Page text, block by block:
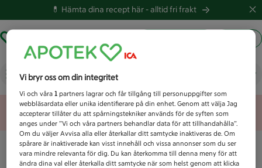
💊 Hämta dina recept här -alltid fri frakt
Vad letar du efter idag?
Unknown error
Vi bryr oss om din integritet
Vi och våra1 partners lagrar och får tillgång till personuppgifter som
webbläsardata eller unika identifierare på din enhet. Genom att välja Jag
accepterar tillåter du att spårningstekniker används för de syften som
anges under ”Vi och våra partners behandlar data för att tillhandahålla”.
Om du väljer Avvisa alla eller återkallar ditt samtycke inaktiveras de. Om
spårare är inaktiverade kan visst innehåll och vissa annonser som du ser
vara mindre relevanta för dig. Du kan återkomma till denna meny för att
ändra dina val eller återkalla ditt samtycke när som helst genom att klicka